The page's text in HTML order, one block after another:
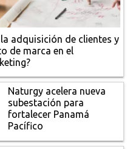
adquisición de clientes y
de marca en el
Naturgy acelera nueva
subestación para
fortalecer Panamá
Pacífico